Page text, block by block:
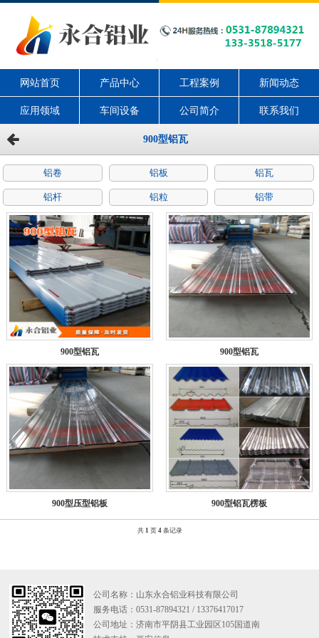
网站首页 产品中心 工程案例 新闻动态
应用领域 车间设备 公司简介 联系我们
900型铝瓦
铝卷 铝板 铝瓦
铝杆 铝粒 铝带
900型铝瓦 900型铝瓦
900型压型铝板 900型铝瓦楞板
共 1 页 4 条记录
公司名称：山东永合铝业科技有限公司
服务电话：0531-87894321 / 13376417017
公司地址：济南市平阴县工业园区105国道南